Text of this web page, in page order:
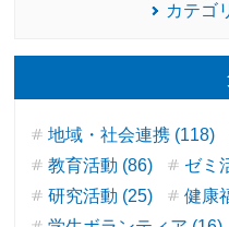
カテゴ
地域・社会連携 (118)
教育活動 (86)
ゼミ
研究活動 (25)
健康